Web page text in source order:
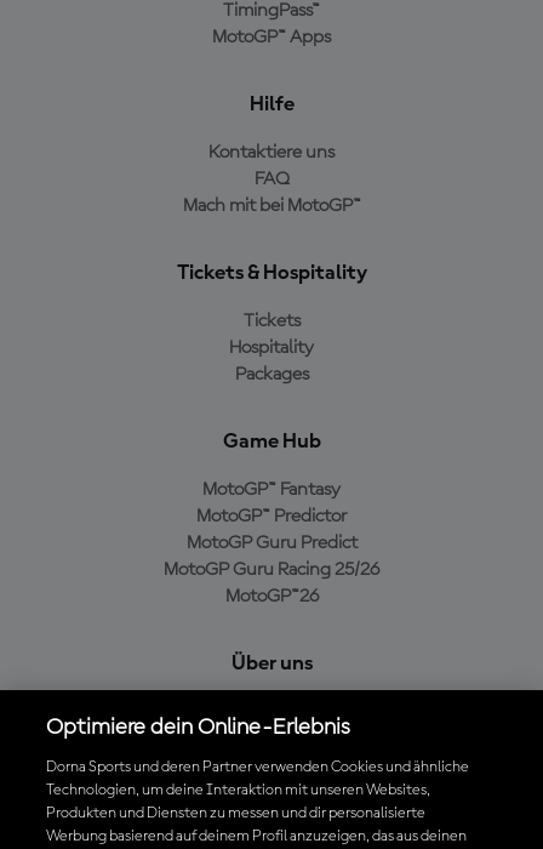
TimingPass™
MotoGP™ Apps
Hilfe
Kontaktiere uns
FAQ
Mach mit bei MotoGP™
Tickets & Hospitality
Tickets
Hospitality
Packages
Game Hub
MotoGP™ Fantasy
MotoGP™ Predictor
MotoGP Guru Predict
MotoGP Guru Racing 25/26
MotoGP™26
Über uns
Cookie-Richtlinien
Geschäftsbedingungen
Datenschutzrichtlinien
Kaufrichtlinie
Optimiere dein Online-Erlebnis
Dorna Sports und deren Partner verwenden Cookies und ähnliche
Technologien, um deine Interaktion mit unseren Websites,
Produkten und Diensten zu messen und dir personalisierte
Werbung basierend auf deinem Profil anzuzeigen, das aus deinen